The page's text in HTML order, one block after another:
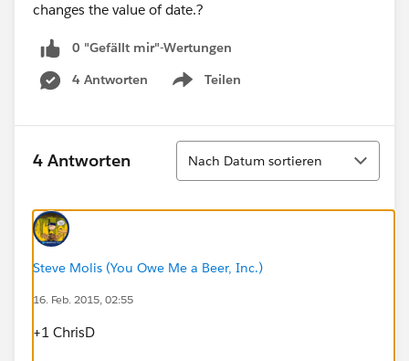
changes the value of date.?
0 "Gefällt mir"-Wertungen
4 Antworten
Teilen
Show menu
4 Antworten
Sortieren
Nach Datum sortieren
Steve Molis (You Owe Me a Beer, Inc.)
16. Feb. 2015, 02:55
+1 ChrisD